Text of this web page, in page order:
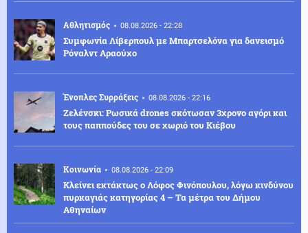
Αθλητισμός 08.08.2026 - 22:28
Συμφωνία Λίβερπουλ με Μπαρτσελόνα για δανεισμό
Ρόναλντ Αραούχο
Ένοπλες Συρράξεις 08.08.2026 - 22:16
Ζελένσκι: Ρωσικά drones σκότωσαν 3χρονο αγόρι και
τους παππούδες του σε χωριό του Κιέβου
Κοινωνία 08.08.2026 - 22:09
Κλείνει εκτάκτως ο Λόφος Φινόπουλου, λόγω κινδύνου
πυρκαγιάς κατηγορίας 4 – Τα μέτρα του Δήμου
Αθηναίων